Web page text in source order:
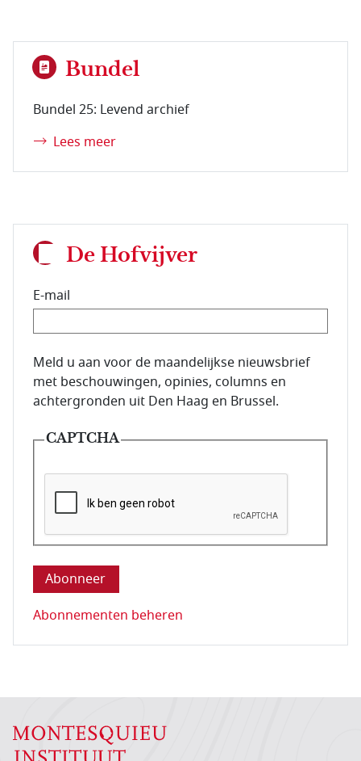
Bundel
Bundel 25: Levend archief
Lees meer
De Hofvijver
E-mail
E-mailadres van de abonnee.
Meld u aan voor de maandelijkse nieuwsbrief
met beschouwingen, opinies, columns en
achtergronden uit Den Haag en Brussel.
CAPTCHA
Deze vraag is om te controleren dat u een mens
Abonnementen beheren